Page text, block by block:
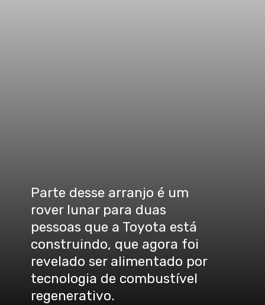
Parte desse arranjo é um
rover lunar para duas
pessoas que a Toyota está
construindo, que agora foi
revelado ser alimentado por
tecnologia de combustível
regenerativo.